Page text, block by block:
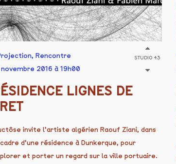
, Rencontre
novembre 2016 à 19h00
STUDIO 43
LIGNES DE
invite l’artiste algérien Raouf Ziani, dans
d’une résidence à Dunkerque, pour
et porter un regard sur la ville portuaire.